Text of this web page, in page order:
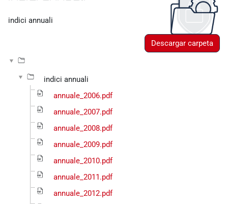
indici annuali
Descargar carpeta
indici annuali
annuale_2006.pdf
annuale_2007.pdf
annuale_2008.pdf
annuale_2009.pdf
annuale_2010.pdf
annuale_2011.pdf
annuale_2012.pdf